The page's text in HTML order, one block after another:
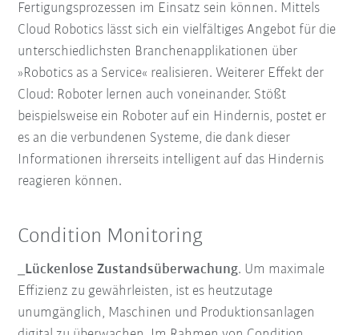
Fertigungsprozessen im Einsatz sein können. Mittels
Cloud Robotics lässt sich ein vielfältiges Angebot für die
unterschiedlichsten Branchenapplikationen über
»Robotics as a Service« realisieren. Weiterer Effekt der
Cloud: Roboter lernen auch voneinander. Stößt
beispielsweise ein Roboter auf ein Hindernis, postet er
es an die verbundenen Systeme, die dank dieser
Informationen ihrerseits intelligent auf das Hindernis
reagieren können.
Condition Monitoring
_Lückenlose Zustandsüberwachung. Um maximale
Effizienz zu gewährleisten, ist es heutzutage
unumgänglich, Maschinen und Produktionsanlagen